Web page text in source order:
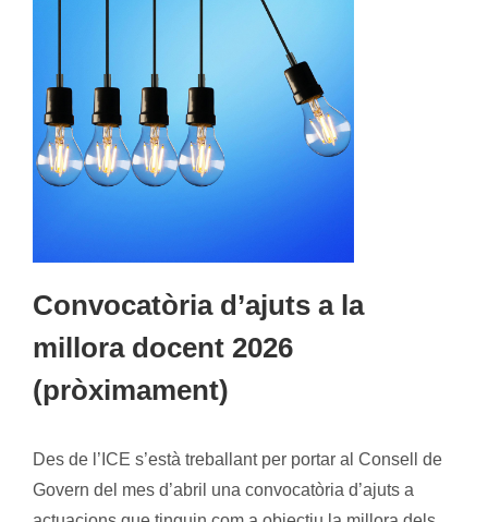
Convocatòria d’ajuts a la
millora docent 2026
(pròximament)
Des de l’ICE s’està treballant per portar al Consell de
Govern del mes d’abril una convocatòria d’ajuts a